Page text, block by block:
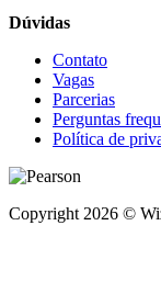
Dúvidas
Contato
Vagas
Parcerias
Perguntas
Política de
Copyright 2026 ©